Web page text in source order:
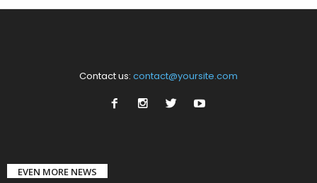
Contact us: contact@yoursite.com
EVEN MORE NEWS